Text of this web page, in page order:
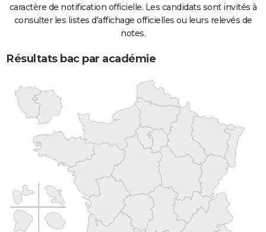
caractère de notification officielle. Les candidats sont invités à
consulter les listes d'affichage officielles ou leurs relevés de
notes.
Résultats bac par académie